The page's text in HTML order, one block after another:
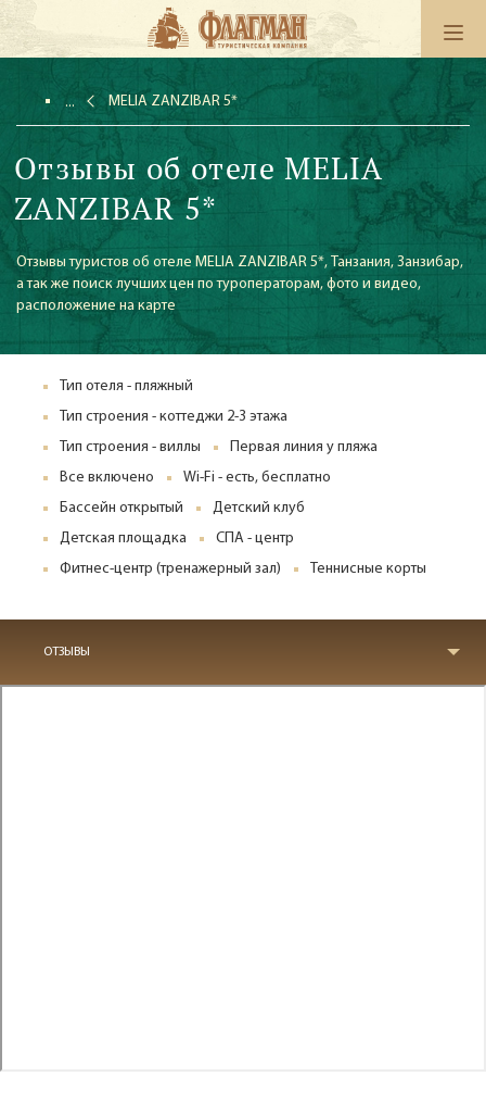
MELIA ZANZIBAR 5*
Отзывы об отеле MELIA
ZANZIBAR 5*
Отзывы туристов об отеле MELIA ZANZIBAR 5*, Танзания, Занзибар,
а так же поиск лучших цен по туроператорам, фото и видео,
расположение на карте
Тип отеля - пляжный
Тип строения - коттеджи 2-3 этажа
Тип строения - виллы
Первая линия у пляжа
Все включено
Wi-Fi - есть, бесплатно
Бассейн открытый
Детский клуб
Детская площадка
СПА - центр
Фитнес-центр (тренажерный зал)
Теннисные корты
ОТЗЫВЫ